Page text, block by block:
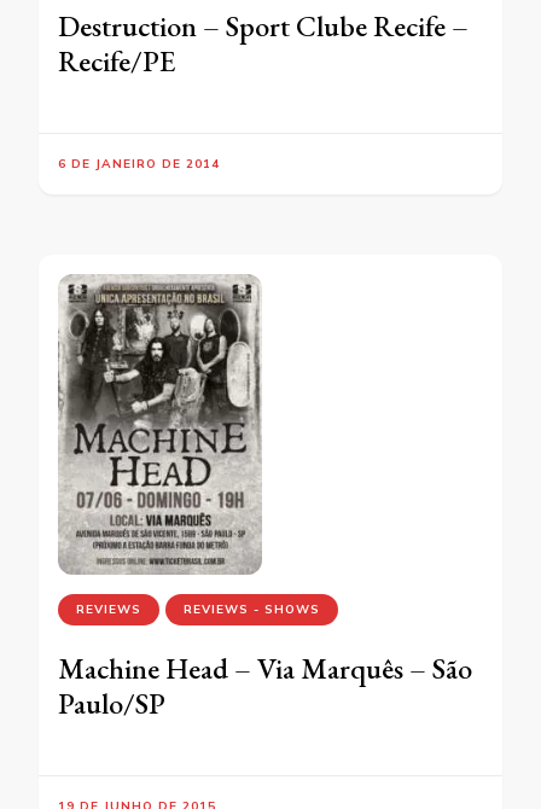
Destruction – Sport Clube Recife –
Recife/PE
6 DE JANEIRO DE 2014
REVIEWS REVIEWS - SHOWS
Machine Head – Via Marquês – São
Paulo/SP